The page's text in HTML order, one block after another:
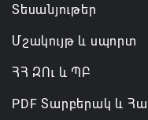
06.08.2026 12:45
Տեսանյութեր
Մշակույթ և սպորտ
ՀՀ ԶՈւ և ՊԲ
PDF Տարբերակ և